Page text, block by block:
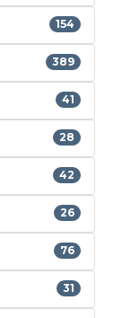
154
389
41
28
42
26
76
31